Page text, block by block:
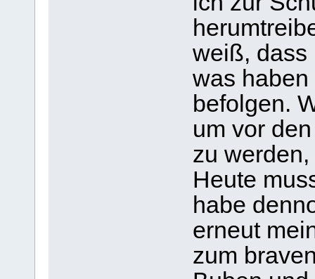
weiß, dass
was
befolgen.
um vor
zu
Heute
habe
erneut
zum